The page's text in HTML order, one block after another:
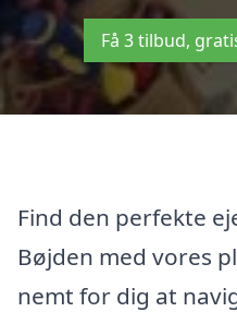
Få 3 tilbud,
Find den perfekte
Bøjden med vores
nemt for dig at